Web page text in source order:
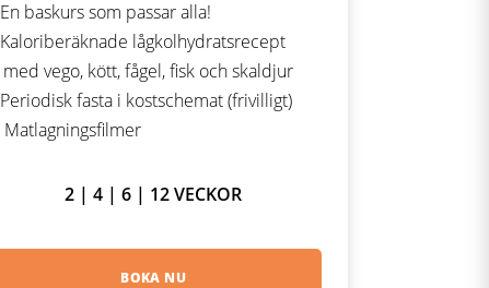
En baskurs som passar alla!
Kaloriberäknade lågkolhydratsrecept
med vego, kött, fågel, fisk och skaldjur
Periodisk fasta i kostschemat (frivilligt)
Matlagningsfilmer
2 | 4 | 6 | 12 VECKOR
BOKA NU